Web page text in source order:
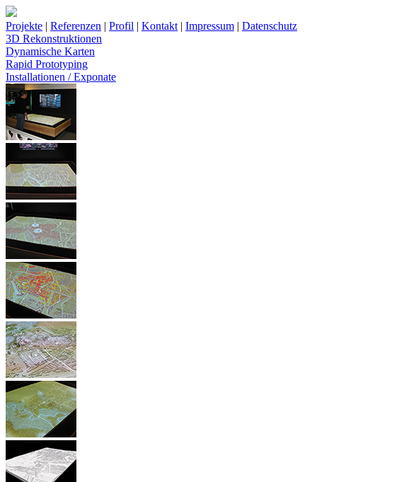
Projekte | Referenzen | Profil | Kontakt | Impressum | Datenschutz
3D Rekonstruktionen
Dynamische Karten
Rapid Prototyping
Installationen / Exponate